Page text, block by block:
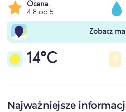
Ocena
4.8 od 5
Zobacz
14°C 4
Najważniejsze